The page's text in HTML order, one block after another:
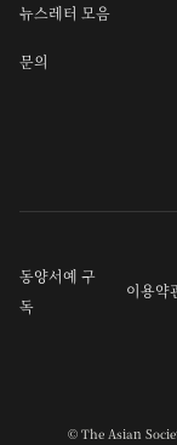
뉴스레터 모음
문의
동양서예 구
독
이용약
© The Asian